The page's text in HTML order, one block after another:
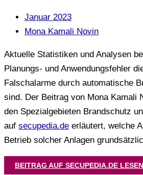
Januar 2023
Mona Kamali Novin
Aktuelle Statistiken und Analysen
Planungs- und Anwendungsfehler
Falschalarme durch automatische
sind. Der Beitrag von Mona Kamali
den Spezialgebieten Brandschutz
auf secupedia.de erläutert, welche
Betrieb solcher Anlagen
BEITRAG AUF SECUPEDIA.DE